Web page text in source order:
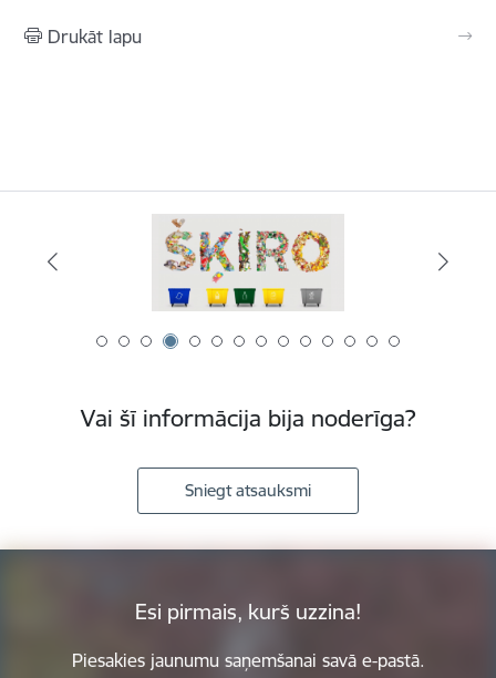
Drukāt lapu
Vai šī informācija bija noderīga?
Sniegt atsauksmi
Esi pirmais, kurš uzzina!
Piesakies jaunumu saņemšanai savā e-pastā.